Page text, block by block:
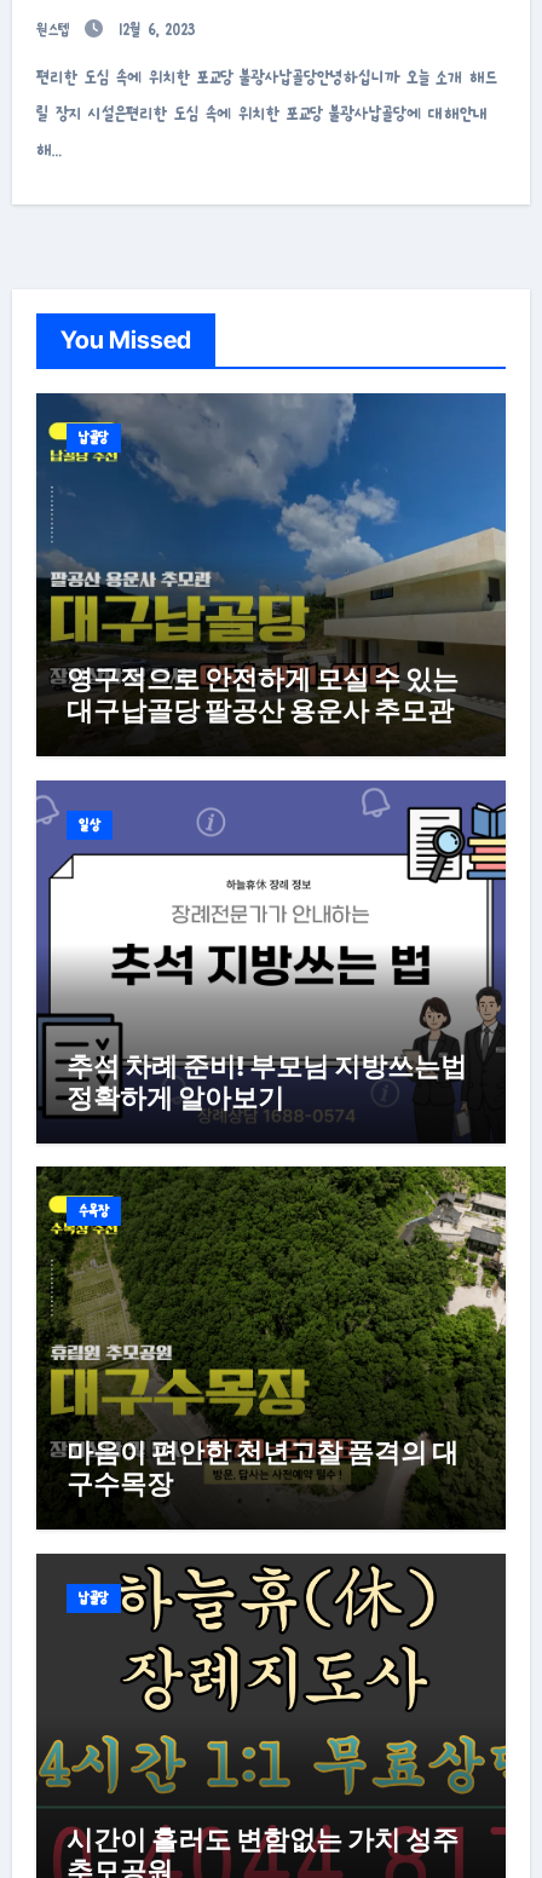
원스텝 12월 6, 2023
편리한 도심 속에 위치한 포교당 불광사납골당안녕하십니까 오늘 소개 해드
릴 장지 시설은편리한 도심 속에 위치한 포교당 불광사납골당에 대해안내
해…
You Missed
납골당
영구적으로 안전하게 모실 수 있는
대구납골당 팔공산 용운사 추모관
일상
추석 차례 준비! 부모님 지방쓰는법
정확하게 알아보기
수목장
마음이 편안한 천년고찰 품격의 대
구수목장
납골당
시간이 흘러도 변함없는 가치 성주
추모공원